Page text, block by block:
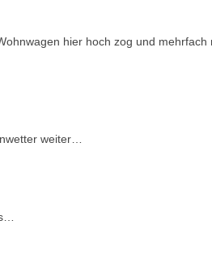
hier hoch zog und mehrfach
weiter…